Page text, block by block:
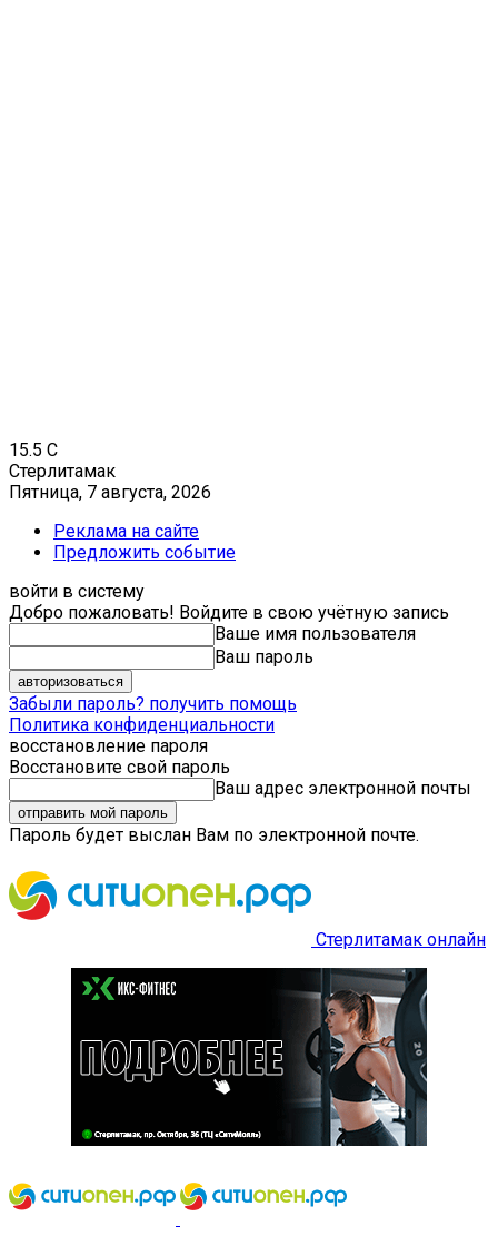
15.5 C
Стерлитамак
Пятница, 7 августа, 2026
Реклама на сайте
Предложить событие
войти в систему
Добро пожаловать! Войдите в свою учётную запись
Ваше имя пользователя
Ваш пароль
Забыли пароль? получить помощь
Политика конфиденциальности
восстановление пароля
Восстановите свой пароль
Ваш адрес электронной почты
Пароль будет выслан Вам по электронной почте.
Стерлитамак онлайн